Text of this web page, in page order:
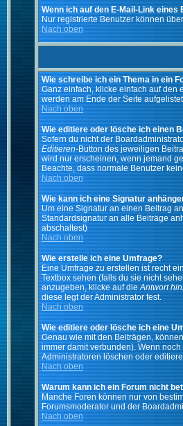
Wenn ich auf den E-Mail-Link
Nur registrierte Benutzer können
Nach oben
Wie schreibe ich ein Thema in ein
Ganz einfach, klicke einfach auf den
werden am Ende der Seite
Nach oben
Wie editiere oder lösche ich einen
Sofern du nicht der
Editieren-Button des jeweiligen
wird nur erscheinen, wenn jemand
Beachte, dass normale Benutzer
Nach oben
Wie kann ich eine Signatur
Um eine Signatur an einen Beitrag
Standardsignatur an alle Beiträge
abschaltest)
Nach oben
Wie erstelle ich eine Umfrage?
Eine Umfrage zu erstellen ist recht
Textbox sehen (falls du sie nicht
anzugeben, klicke auf dieAntwort
diese legt der Administrator fest.
Nach oben
Wie editiere oder lösche ich eine
Genau wie mit den Beiträgen,
immer damit verbunden). Wenn
Administratoren löschen oder
Nach oben
Warum kann ich ein Forum nicht
Manche Foren können nur von
Forumsmoderator und der
Nach oben